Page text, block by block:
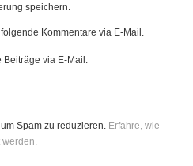
speichern.
Kommentare via E-Mail.
Beiträge via E-Mail.
Spam zu reduzieren. Erfahre, wie
werden.